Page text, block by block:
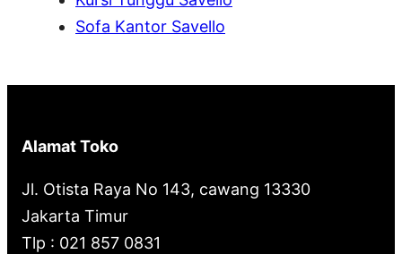
Sofa Kantor Savello
Alamat Toko
Jl. Otista Raya No 143, cawang 13330
Jakarta Timur
Tlp : 021 857 0831